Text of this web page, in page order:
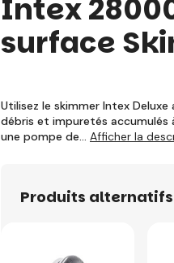
Intex
surface
Utilisez le skimmer Intex
débris et impuretés accumulés
une pompe de… Afficher la
Produits